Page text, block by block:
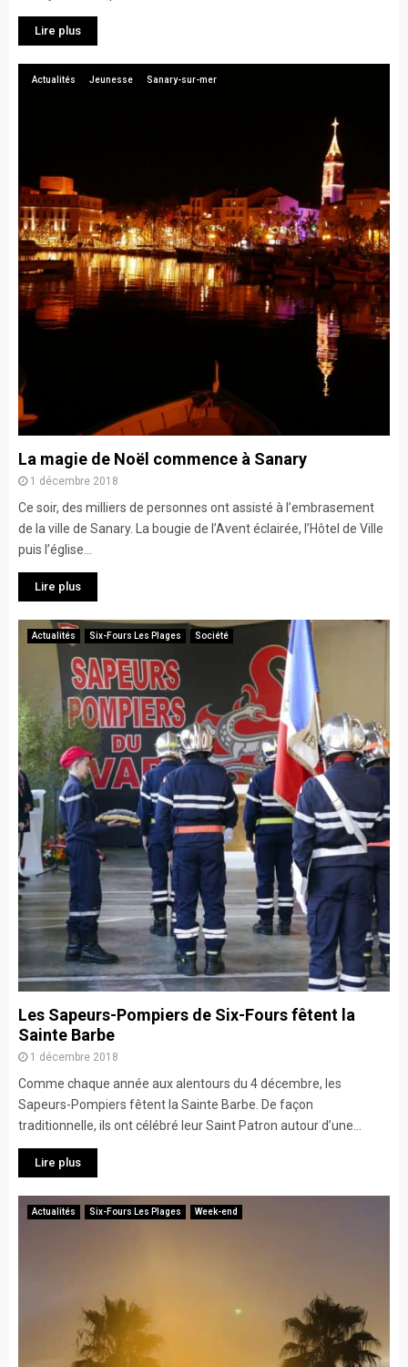
Lire plus
Actualités Jeunesse Sanary-sur-mer
La magie de Noël commence à Sanary
1 décembre 2018
Ce soir, des milliers de personnes ont assisté à l’embrasement
de la ville de Sanary. La bougie de l’Avent éclairée, l’Hôtel de Ville
puis l’église...
Lire plus
Actualités Six-Fours Les Plages Société
Les Sapeurs-Pompiers de Six-Fours fêtent la
Sainte Barbe
1 décembre 2018
Comme chaque année aux alentours du 4 décembre, les
Sapeurs-Pompiers fêtent la Sainte Barbe. De façon
traditionnelle, ils ont célébré leur Saint Patron autour d’une...
Lire plus
Actualités Six-Fours Les Plages Week-end